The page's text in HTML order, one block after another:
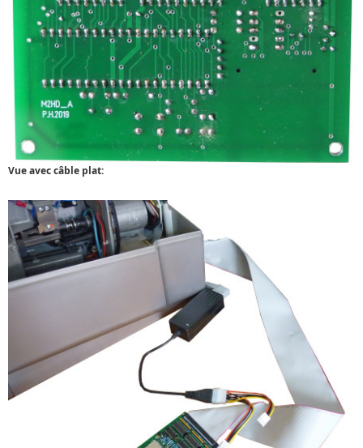
Vue avec câble plat: